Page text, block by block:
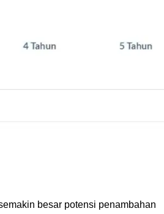
besar potensi penambahan